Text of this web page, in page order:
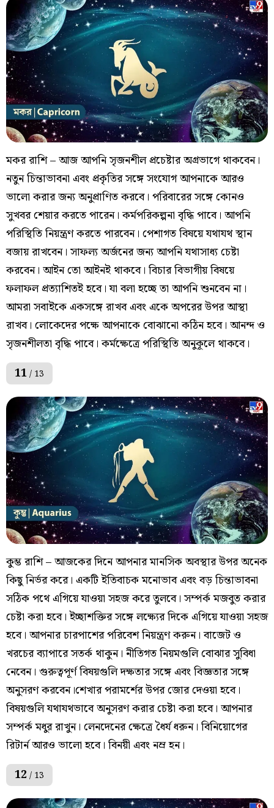
মকর রাশি – আজ আপনি সৃজনশীল প্রচেষ্টার অগ্রভাগে থাকবেন।
নতুন চিন্তাভাবনা এবং প্রকৃতির সঙ্গে সংযোগ আপনাকে আরও
ভালো করার জন্য অনুপ্রাণিত করবে। পরিবারের সঙ্গে কোনও
সুখবর শেয়ার করতে পারেন। কর্মপরিকল্পনা বৃদ্ধি পাবে। আপনি
পরিস্থিতি নিয়ন্ত্রণ করতে পারবেন। পেশাগত বিষয়ে যথাযথ স্থান
বজায় রাখবেন। সাফল্য অর্জনের জন্য আপনি যথাসাধ্য চেষ্টা
করবেন। আইন তো আইনই থাকবে। বিচার বিভাগীয় বিষয়ে
ফলাফল প্রত্যাশিতই হবে। যা বলা হচ্ছে তা আপনি শুনবেন না।
আমরা সবাইকে একসঙ্গে রাখব এবং একে অপরের উপর আস্থা
রাখব। লোকেদের পক্ষে আপনাকে বোঝানো কঠিন হবে। আনন্দ ও
সৃজনশীলতা বৃদ্ধি পাবে। কর্মক্ষেত্রে পরিস্থিতি অনুকূলে থাকবে।
11/ 13
কুম্ভ রাশি – আজকের দিনে আপনার মানসিক অবস্থার উপর অনেক
কিছু নির্ভর করে। একটি ইতিবাচক মনোভাব এবং বড় চিন্তাভাবনা
সঠিক পথে এগিয়ে যাওয়া সহজ করে তুলবে। সম্পর্ক মজবুত করার
চেষ্টা করা হবে। ইচ্ছাশক্তির সঙ্গে লক্ষ্যের দিকে এগিয়ে যাওয়া সহজ
হবে। আপনার চারপাশের পরিবেশ নিয়ন্ত্রণ করুন। বাজেট ও
খরচের ব্যাপারে সতর্ক থাকুন। নীতিগত নিয়মগুলি বোঝার সুবিধা
নেবেন। গুরুত্বপূর্ণ বিষয়গুলি দক্ষতার সঙ্গে এবং বিজ্ঞতার সঙ্গে
অনুসরণ করবেন।শেখার পরামর্শের উপর জোর দেওয়া হবে।
বিষয়গুলি যথাযথভাবে অনুসরণ করার চেষ্টা করা হবে। আপনার
সম্পর্ক মধুর রাখুন। লেনদেনের ক্ষেত্রে ধৈর্য ধরুন। বিনিয়োগের
রিটার্ন আরও ভালো হবে। বিনয়ী এবং নম্র হন।
12 / 13